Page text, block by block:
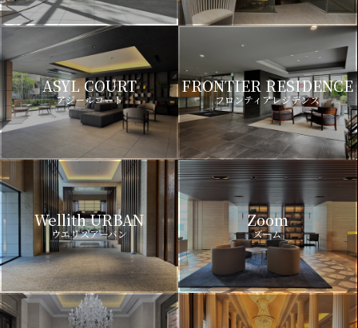
ASYL COURT
アジールコート
FRONTIER RESIDENCE
フロンティアレジデンス
Wellith URBAN
ウエリスアーバン
Zoom
ズーム